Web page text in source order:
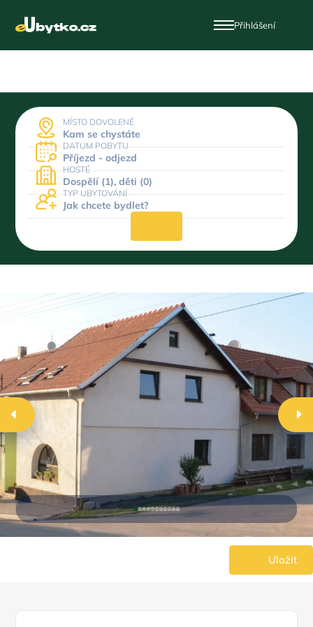
Přihlášení
MÍSTO DOVOLENÉ
Kam se chystáte
DATUM POBYTU
Příjezd - odjezd
HOSTÉ
Dospělí (1), děti (0)
TYP UBYTOVÁNÍ
Jak chcete bydlet?
Uložit